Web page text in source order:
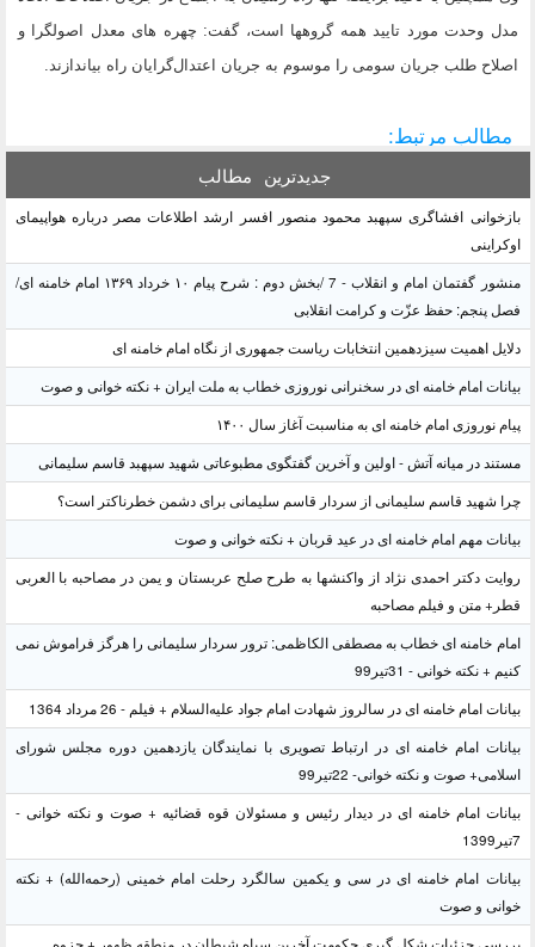
مدل وحدت مورد تایید همه گروهها است، گفت: چهره های معدل اصولگرا و
اصلاح طلب جریان سومی را موسوم به جریان اعتدال‌گرایان راه بیاندازند.
مطالب مرتبط:
جدیدترین مطالب
بازخوانی افشاگری سپهبد محمود منصور افسر ارشد اطلاعات مصر درباره هواپیمای
اوکراینی
منشور گفتمان امام و انقلاب - 7 /بخش دوم : شرح پیام ۱۰ خرداد ۱۳۶۹ امام خامنه ای/
فصل پنجم: حفظ عزّت و کرامت انقلابی
دلایل اهمیت سیزدهمین انتخابات ریاست جمهوری از نگاه امام خامنه ای
بیانات امام خامنه ای در سخنرانی نوروزی خطاب به ملت ایران + نکته خوانی و صوت
پیام نوروزی امام خامنه ای به مناسبت آغاز سال ۱۴۰۰
مستند در میانه آتش - اولین و آخرین گفتگوی مطبوعاتی شهید سپهبد قاسم سلیمانی
چرا شهید قاسم سلیمانی از سردار قاسم سلیمانی برای دشمن خطرناکتر است؟
بیانات مهم امام خامنه ای در عید قربان + نکته خوانی و صوت
روایت دکتر احمدی نژاد از واکنشها به طرح صلح عربستان و یمن در مصاحبه با العربی
قطر+ متن و فیلم مصاحبه
امام خامنه ای خطاب به مصطفی الکاظمی: ترور سردار سلیمانی را هرگز فراموش نمی
کنیم + نکته خوانی - 31تیر99
بیانات امام خامنه ای در سالروز شهادت امام جواد علیه‌السلام + فیلم - 26 مرداد 1364
بیانات امام خامنه ای در ارتباط تصویری با نمایندگان یازدهمین دوره مجلس شورای
اسلامی+ صوت و نکته خوانی- 22تیر99
بیانات امام خامنه ای در دیدار رئیس و مسئولان قوه قضائیه + صوت و نکته خوانی -
7تیر1399
بیانات امام خامنه ای در سی و یکمین سالگرد رحلت امام خمینی (رحمه‌الله) + نکته
خوانی و صوت